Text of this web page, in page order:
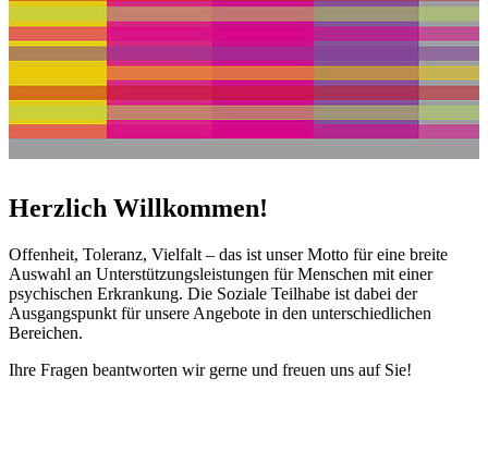
Herzlich Willkommen!
Offenheit, Toleranz, Vielfalt – das ist unser Motto für eine breite
Auswahl an Unterstützungsleistungen für Menschen mit einer
psychischen Erkrankung. Die Soziale Teilhabe ist dabei der
Ausgangspunkt für unsere Angebote in den unterschiedlichen
Bereichen.
Ihre Fragen beantworten wir gerne und freuen uns auf Sie!